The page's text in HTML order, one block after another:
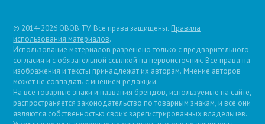
© 2014-2026 OBOB.TV. Все права защищены. Правила
использования материалов.
Использование материалов разрешено только с предварительного
согласия и с обязательной ссылкой на первоисточник. Все права на
изображения и тексты принадлежат их авторам. Мнение авторов
может не совпадать с мнением редакции.
На все товарные знаки и названия брендов, используемые на сайте,
распространяется законодательство по товарным знакам, и все они
являются собственностью своих зарегистрированных владельцев.